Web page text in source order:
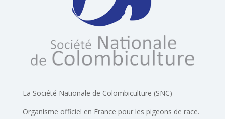
La Société Nationale de Colombiculture (SNC)
Organisme officiel en France pour les pigeons de race.